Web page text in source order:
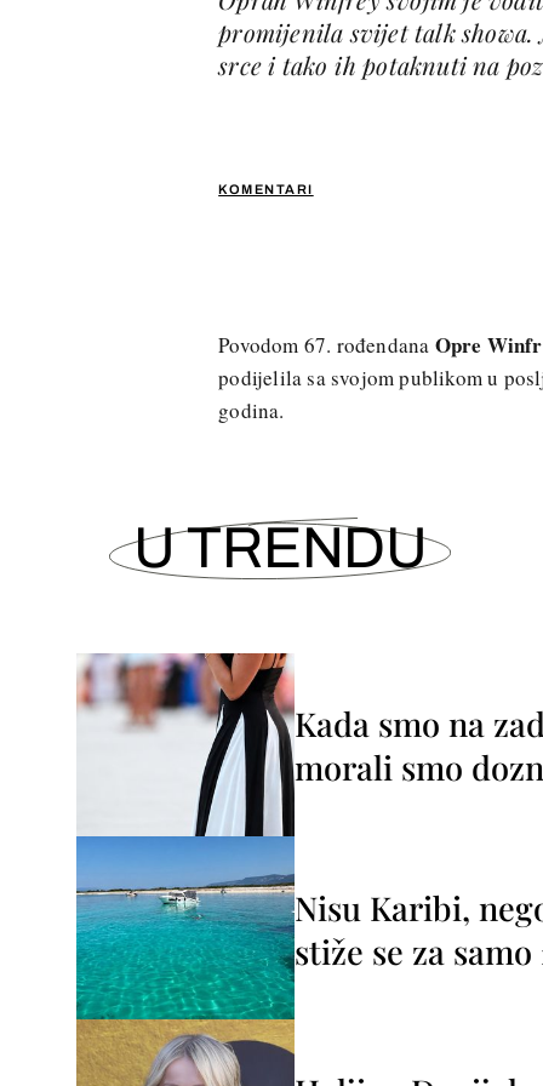
KOMENTARI
promijenila svijet talk
srce i tako ih potaknuti na
Povodom 67. rođendana Opre
podijelila sa svojom publikom u
godina.
U TRENDU
Kada smo na
morali smo
Nisu Karibi,
stiže se za